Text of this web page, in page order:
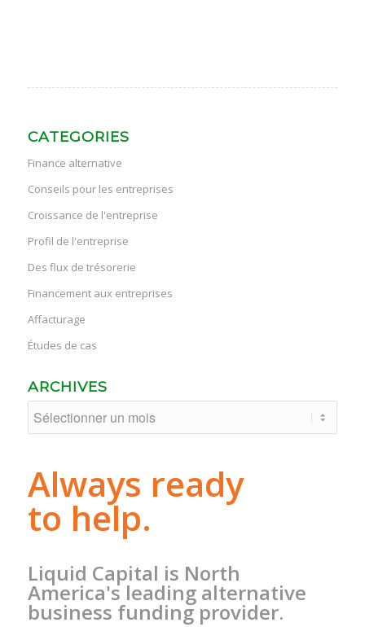
CATEGORIES
Finance alternative
Conseils pour les entreprises
Croissance de l'entreprise
Profil de l'entreprise
Des flux de trésorerie
Financement aux entreprises
Affacturage
Études de cas
ARCHIVES
Always ready
to help.
Liquid Capital is North
America's leading alternative
business funding provider.